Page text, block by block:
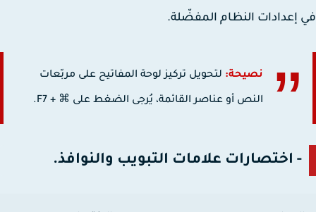
إعدادات النظام المفضّلة.
نصيحة:لتحويل تركيز لوحة المفاتيح على مربّعات
النص أو عناصر القائمة، يُرجى الضغط على ⌘ + F7.
- اختصارات علامات التبويب والنوافذ.